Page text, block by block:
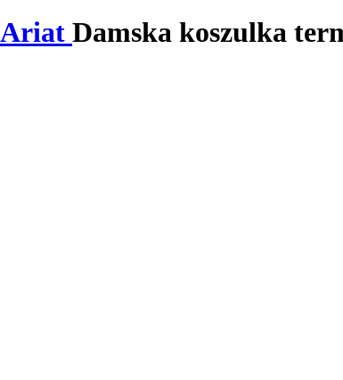
Ariat Damska koszulka